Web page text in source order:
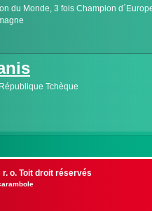
du Monde, 3 fois Champion
Tchèque
o. Toit droit réservés